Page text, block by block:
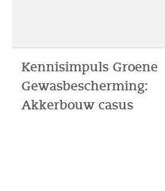
Kennisimpuls Groene
Gewasbescherming:
Akkerbouw casus